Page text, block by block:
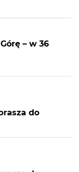
– w 36
do